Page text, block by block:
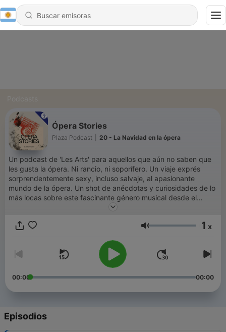
Ópera Stories
Plaza Podcast 20 - La Navidad en la ópera
Un podcast de 'Les Arts' para aquellos que aún no saben que
les gusta la ópera. Ni rancio, ni soporífero. Un viaje exprés
sorprendentemente sexy, incluso salvaje, al apasionante
mundo de la ópera. Un shot de anécdotas y curiosidades de lo
más locas sobre este fascinante género musical desde el
approach que necesita el público moderno.
Volumen 1 x
00:00 00:00
Episodios